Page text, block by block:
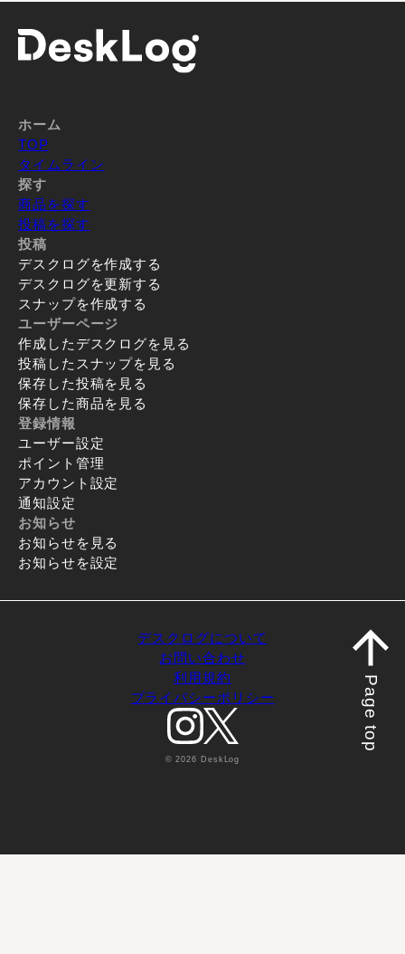
ホーム
TOP
タイムライン
探す
商品を探す
投稿を探す
投稿
デスクログを作成する
デスクログを更新する
スナップを作成する
ユーザーページ
作成したデスクログを見る
投稿したスナップを見る
保存した投稿を見る
保存した商品を見る
登録情報
ユーザー設定
ポイント管理
アカウント設定
通知設定
お知らせ
お知らせを見る
お知らせを設定
デスクログについて
お問い合わせ
利用規約
プライバシーポリシー
© 2026 DeskLog
Page top